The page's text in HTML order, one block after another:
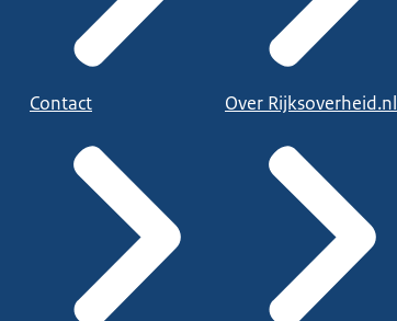
Contact Over Rijksoverheid.nl